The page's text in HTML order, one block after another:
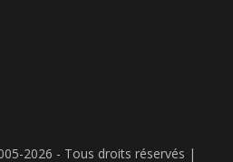
2026 - Tous droits réservés |